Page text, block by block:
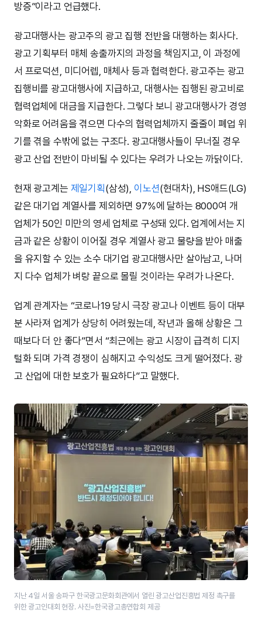
방증”이라고 언급했다.
광고대행사는 광고주의 광고 집행 전반을 대행하는 회사다.
광고 기획부터 매체 송출까지의 과정을 책임지고, 이 과정에
서 프로덕션, 미디어렙, 매체사 등과 협력한다. 광고주는 광고
집행비를 광고대행사에 지급하고, 대행사는 집행된 광고비로
협력업체에 대금을 지급한다. 그렇다 보니 광고대행사가 경영
악화로 어려움을 겪으면 다수의 협력업체까지 줄줄이 폐업 위
기를 겪을 수밖에 없는 구조다. 광고대행사들이 무너질 경우
광고 산업 전반이 마비될 수 있다는 우려가 나오는 까닭이다.
현재 광고계는 제일기획(삼성), 이노션(현대차), HS애드(LG)
같은 대기업 계열사를 제외하면 97%에 달하는 8000여 개
업체가 50인 미만의 영세 업체로 구성돼 있다. 업계에서는 지
금과 같은 상황이 이어질 경우 계열사 광고 물량을 받아 매출
을 유지할 수 있는 소수 대기업 광고대행사만 살아남고, 나머
지 다수 업체가 벼랑 끝으로 몰릴 것이라는 우려가 나온다.
업계 관계자는 “코로나19 당시 극장 광고나 이벤트 등이 대부
분 사라져 업계가 상당히 어려웠는데, 작년과 올해 상황은 그
때보다 더 안 좋다”면서 “최근에는 광고 시장이 급격히 디지
털화 되며 가격 경쟁이 심해지고 수익성도 크게 떨어졌다. 광
고 산업에 대한 보호가 필요하다”고 말했다.
지난 4일 서울 송파구 한국광고문화회관에서 열린 광고산업진흥법 제정 촉구를
위한 광고인대회 현장. 사진=한국광고총연합회 제공